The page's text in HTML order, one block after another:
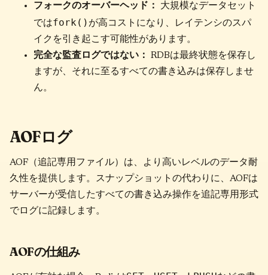
フォークのオーバーヘッド：
大規模なデータセット
ではfork() が高コストになり、レイテンシのスパ
イクを引き起こす可能性があります。
完全な監査ログではない：
RDBは最終状態を保存し
ますが、それに至るすべての書き込みは保存しませ
ん。
AOFログ
AOF（追記専用ファイル）は、より高いレベルのデータ耐
久性を提供します。スナップショットの代わりに、AOFは
サーバーが受信したすべての書き込み操作を追記専用形式
でログに記録します。
AOFの仕組み